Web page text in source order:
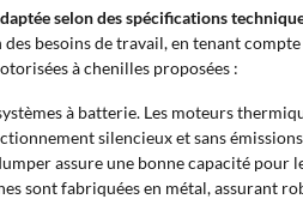
selon des spécifications
besoins de travail, en tenant
à chenilles proposées :
à batterie. Les moteurs
silencieux et sans
assure une bonne capacité
sont fabriquées en métal, assurant